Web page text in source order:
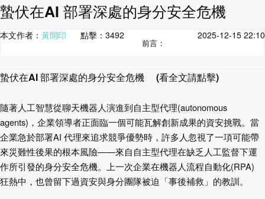
蟄伏在AI 部署深處的身分安全危機
本文作者： 黃開印 點擊： 3492 2025-12-15 22:10
前言：
蟄伏在AI部署深處的身分安全危機 (看全文請點擊)
隨著人工智慧從聊天機器人演進到自主型代理(autonomous
agents) ，企業領導者正面臨一個可能瓦解創新成果的資安挑戰。當
企業急於部署AI 代理來追求競爭優勢時，許多人忽視了一項可能帶
來災難性後果的根本風險——來自自主型代理在缺乏人工監督下運
作所引發的身分安全危機。上一次企業在機器人流程自動化(RPA)
狂熱中，也曾留下過資安與身分團隊被迫「事後補救」的教訓。